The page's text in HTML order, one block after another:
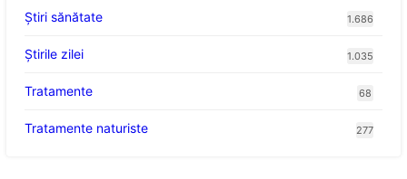
Ştiri sănătate 1.686
Știrile zilei 1.035
Tratamente 68
Tratamente naturiste 277